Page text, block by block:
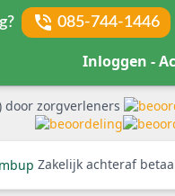
085-744-1446
Inloggen -
door zorgverleners
Zakelijk achteraf